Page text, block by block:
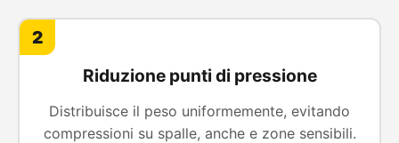
2
Riduzione punti di pressione
Distribuisce il peso uniformemente, evitando
compressioni su spalle, anche e zone sensibili.